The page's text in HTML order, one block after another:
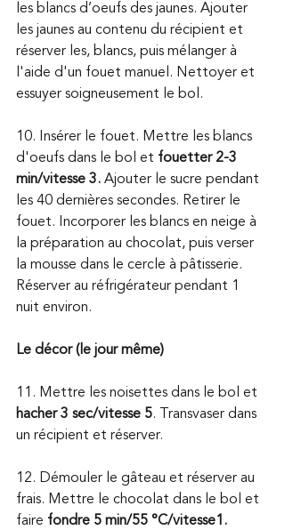
les blancs d’oeufs des jaunes. Ajouter
les jaunes au contenu du récipient et
réserver les, blancs, puis mélanger à
l'aide d'un fouet manuel. Nettoyer et
essuyer soigneusement le bol.
10. Insérer le fouet. Mettre les blancs
d'oeufs dans le bol et fouetter 2-3
min/vitesse 3. Ajouter le sucre pendant
les 40 dernières secondes. Retirer le
fouet. Incorporer les blancs en neige à
la préparation au chocolat, puis verser
la mousse dans le cercle à pâtisserie.
Réserver au réfrigérateur pendant 1
nuit environ.
Le décor (le jour même)
11. Mettre les noisettes dans le bol et
hacher 3 sec/vitesse 5. Transvaser dans
un récipient et réserver.
12. Démouler le gâteau et réserver au
frais. Mettre le chocolat dans le bol et
faire fondre 5 min/55 °C/vitesse1.